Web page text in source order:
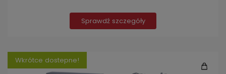
Sprawdź szczegóły
Wkrótce dostepne!